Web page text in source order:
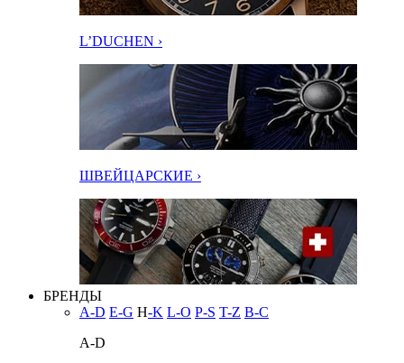
L’DUCHEN ›
ШВЕЙЦАРСКИЕ ›
БРЕНДЫ
A-D E-G H-K L-O P-S T-Z В-С
A-D